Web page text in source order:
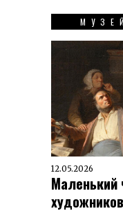
12.05.2026
Маленький
художников